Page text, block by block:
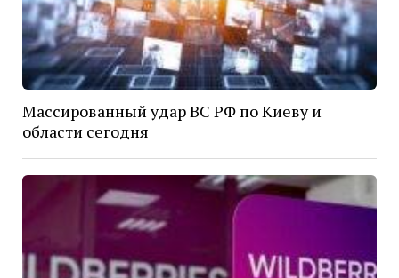
Массированный удар ВС РФ по Киеву и
области сегодня